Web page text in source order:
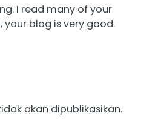
I read many of your
your blog is very good.
akan dipublikasikan.